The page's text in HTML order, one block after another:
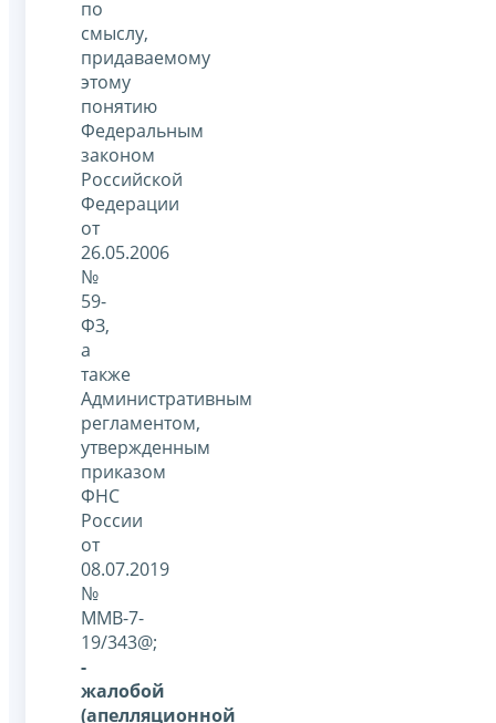
по
смыслу,
придаваемому
этому
понятию
Федеральным
законом
Российской
Федерации
от
26.05.2006
№
59-
ФЗ,
а
также
Административным
регламентом,
утвержденным
приказом
ФНС
России
от
08.07.2019
№
ММВ-7-
19/343@;
-
жалобой
(апелляционной